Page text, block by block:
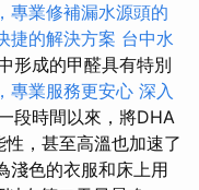
專業修補漏水源頭的
捷的解決方案 台中水
形成的甲醛具有特別
專業服務更安心 深入
段時間以來，將DHA
，甚至高溫也加速了
淺色的衣服和床上用